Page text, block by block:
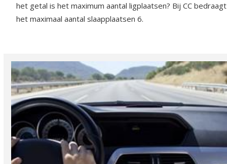
het getal is het maximum aantal ligplaatsen? Bij CC bedraagt
het maximaal aantal slaapplaatsen 6.